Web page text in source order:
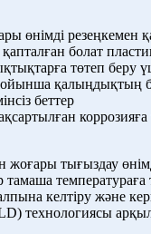
өнімді резеңкемен
қапталған болат
төтеп беру
қалыңдықтың
беттер
коррозияға
тығыздау
тамаша
келтіру және
технологиясы